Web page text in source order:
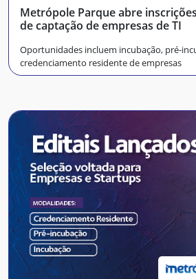
Metrópole Parque abre
de captação de empresas de TI
Oportunidades incluem incubação, pré-
credenciamento residente de empresas